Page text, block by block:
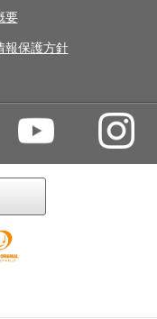
要
報保護方針